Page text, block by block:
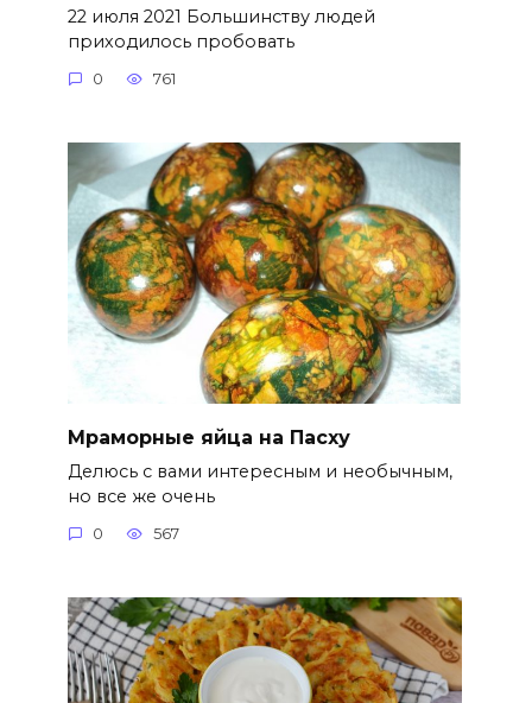
22 июля 2021 Большинству людей
приходилось пробовать
0 761
Мраморные яйца на Пасху
Делюсь с вами интересным и необычным,
но все же очень
0 567